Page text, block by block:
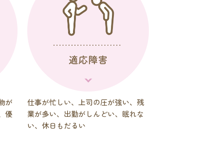
が
優
仕事が忙しい、上司の圧が強い、残
業が多い、出勤がしんどい、眠れな
い、休日もだるい